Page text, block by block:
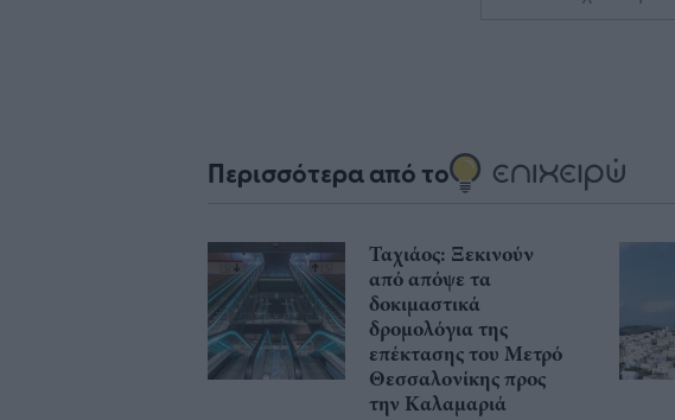
Περισσότερα από το
Ταχιάος: Ξεκινούν
από απόψε τα
δοκιμαστικά
δρομολόγια της
επέκτασης του Μετρό
Θεσσαλονίκης προς
την Καλαμαριά